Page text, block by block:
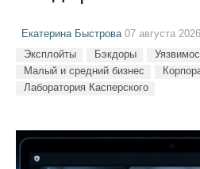
Екатерина Быстрова07 августа
Эксплойты Бэкдоры
Малый и средний бизнес
Лаборатория Касперского